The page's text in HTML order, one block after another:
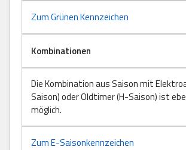
Zum Grünen Kennzeichen
Kombinationen
Die Kombination aus Saison mit
Saison) oder Oldtimer (H-Saison) ist
möglich.
Zum E-Saisonkennzeichen